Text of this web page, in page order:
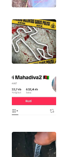
WAHANANEWS
NET
WAHANA
WAHANA
UMKM
WAHANA
SELEB